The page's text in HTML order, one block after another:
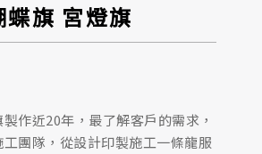
旗 宮燈旗
作近20年，最了解客戶的需求，
團隊，從設計印製施工一條龍服